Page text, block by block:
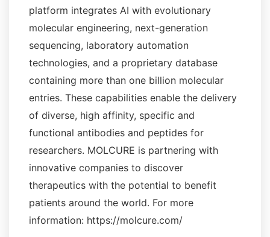
platform integrates AI with evolutionary
molecular engineering, next-generation
sequencing, laboratory automation
technologies, and a proprietary database
containing more than one billion molecular
entries. These capabilities enable the delivery
of diverse, high affinity, specific and
functional antibodies and peptides for
researchers. MOLCURE is partnering with
innovative companies to discover
therapeutics with the potential to benefit
patients around the world. For more
information: https://molcure.com/